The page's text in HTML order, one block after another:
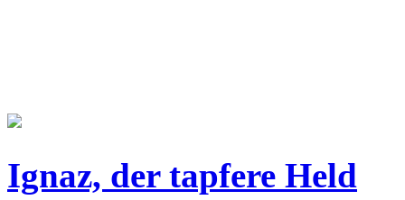
Ignaz, der tapfere Held